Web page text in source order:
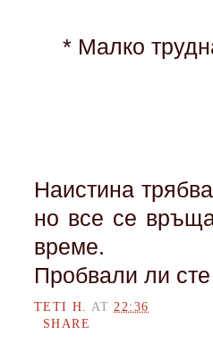
* Малко
Наистина
но все се
време.
Пробвали ли
TETI H.AT22:36
SHARE